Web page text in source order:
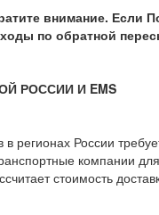
внимание. Если
по обратной
РОССИИ И EMS
в регионах России
компании
стоимость